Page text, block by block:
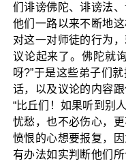
们诽谤佛陀、诽谤法
他们一路以来不断地
对这一对师徒的行为
议论起来了。佛陀就
呀?”于是这些弟子们
话，以及议论的内容
“比丘们！如果听到别
忧愁，也不必伤心，
愤恨的心想要报复，
有办法如实判断他们